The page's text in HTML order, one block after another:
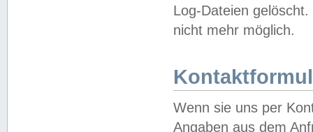
Log-Dateien
nicht mehr möglich.
Wenn sie uns per
Angaben aus dem